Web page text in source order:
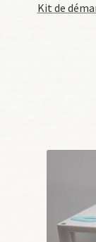
Kit de